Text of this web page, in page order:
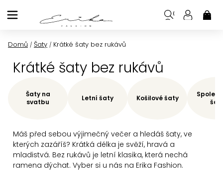
na
Domů / Šaty / Krátké šaty bez rukávů
Krátké šaty bez rukávů
Máš před sebou výjimečný večer a hledáš šaty, ve
kterých zazáříš? Krátká délka je svěží, hravá a
mladistvá. Bez rukávů je letní klasika, která nechá
ramena dýchat. Vyber si u nás na Erika Fashion.
Šaty na
svatbu
Letní šaty Košilové šaty